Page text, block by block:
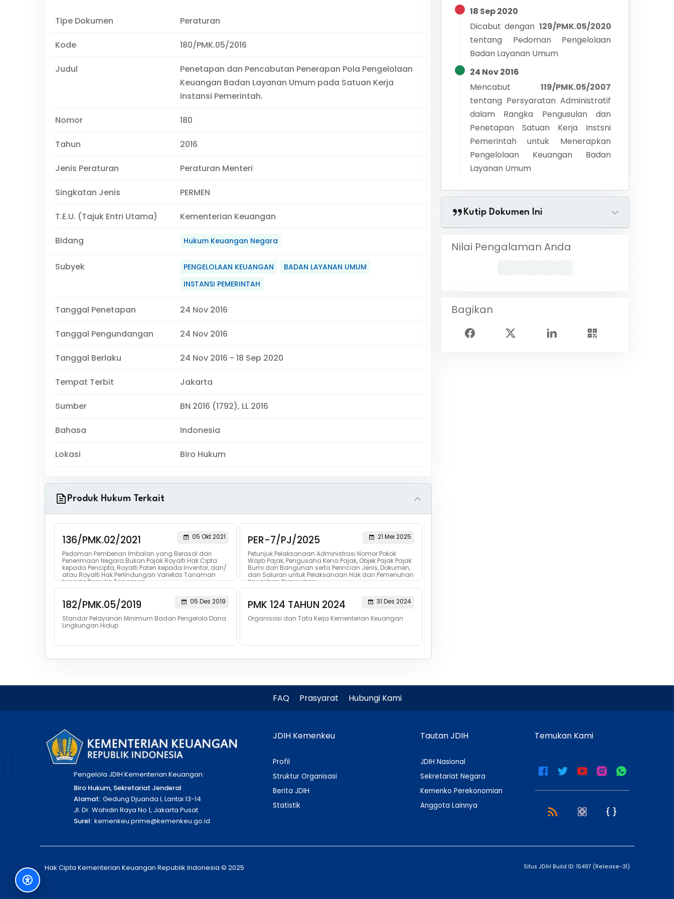
Tipe Dokumen Peraturan
Kode 180/PMK.05/2016
Judul
Penetapan dan Pencabutan Penerapan Pola Pengelolaan
Keuangan Badan Layanan Umum pada Satuan Kerja
Instansi Pemerintah.
Nomor 180
Tahun 2016
Jenis Peraturan Peraturan Menteri
Singkatan Jenis PERMEN
T.E.U. (Tajuk Entri Utama) Kementerian Keuangan
Bidang Hukum Keuangan Negara
Subyek PENGELOLAAN KEUANGAN
BADAN LAYANAN UMUM
INSTANSI PEMERINTAH
Tanggal Penetapan 24 Nov 2016
Tanggal Pengundangan 24 Nov 2016
Tanggal Berlaku 24 Nov 2016 - 18 Sep 2020
Tempat Terbit Jakarta
Sumber BN 2016 (1792), LL 2016
Bahasa Indonesia
Lokasi Biro Hukum
Produk Hukum Terkait
136/PMK.02/2021
05 Okt 2021
Pedoman Pemberian Imbalan yang Berasal dari
Penerimaan Negara Bukan Pajak Royalti Hak Cipta
kepada Pencipta, Royalti Paten kepada Inventor, dan/
atau Royalti Hak Perlindungan Varietas Tanaman
kepada Pemulia Tanaman
PER-7/PJ/2025
21 Mei 2025
Petunjuk Pelaksanaan Administrasi Nomor Pokok
Wajib Pajak, Pengusaha Kena Pajak, Objek Pajak Pajak
Bumi dan Bangunan serta Perincian Jenis, Dokumen,
dan Saluran untuk Pelaksanaan Hak dan Pemenuhan
Kewajiban Perpajakan
182/PMK.05/2019
05 Des 2019
Standar Pelayanan Minimum Badan Pengelola Dana
Lingkungan Hidup
PMK 124 TAHUN 2024
31 Des 2024
Organisasi dan Tata Kerja Kementerian Keuangan
18 Sep 2020
Dicabut dengan 129/PMK.05/2020
tentang Pedoman Pengelolaan
Badan Layanan Umum
24 Nov 2016
Mencabut
119/PMK.05/2007
tentang Persyaratan Administratif
dalam Rangka Pengusulan dan
Penetapan Satuan Kerja Instsni
Pemerintah untuk Menerapkan
Pengelolaan Keuangan Badan
Layanan Umum
Kutip Dokumen Ini
Nilai Pengalaman Anda
Bagikan
FAQ Prasyarat Hubungi Kami
Pengelola JDIH Kementerian Keuangan:
Biro Hukum, Sekretariat Jenderal
Alamat: Gedung Djuanda I, Lantai 13-14
Jl. Dr. Wahidin Raya No 1, Jakarta Pusat
Surel: kemenkeu.prime@kemenkeu.go.id
JDIH Kemenkeu
Profil
Struktur Organisasi
Berita JDIH
Statistik
Tautan JDIH
JDIH Nasional
Sekretariat Negara
Kemenko Perekonomian
Anggota Lainnya
Temukan Kami
Hak Cipta Kementerian Keuangan Republik Indonesia © 2025 Situs JDIH Build ID: 15497 (Release-31)